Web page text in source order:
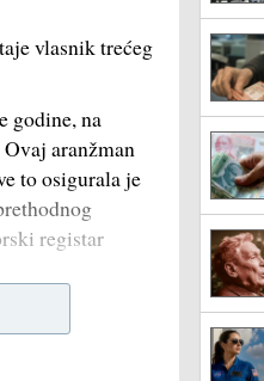
vlasnik trećeg
godine, na
aranžman
to osigurala je
registar